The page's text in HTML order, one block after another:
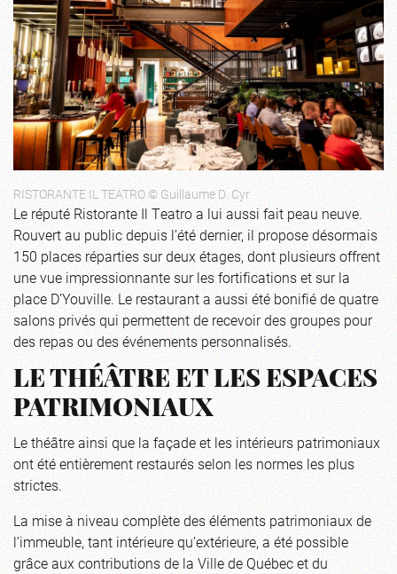
RISTORANTE IL TEATRO © Guillaume D. Cyr
Le réputé Ristorante Il Teatro a lui aussi fait peau neuve.
Rouvert au public depuis l’été dernier, il propose désormais
150 places réparties sur deux étages, dont plusieurs offrent
une vue impressionnante sur les fortifications et sur la
place D’Youville. Le restaurant a aussi été bonifié de quatre
salons privés qui permettent de recevoir des groupes pour
des repas ou des événements personnalisés.
LE THÉÂTRE ET LES ESPACES
PATRIMONIAUX
Le théâtre ainsi que la façade et les intérieurs patrimoniaux
ont été entièrement restaurés selon les normes les plus
strictes.
La mise à niveau complète des éléments patrimoniaux de
l’immeuble, tant intérieure qu’extérieure, a été possible
grâce aux contributions de la Ville de Québec et du